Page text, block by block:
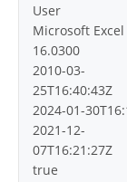
User
Microsoft Excel
16.0300
2010-03-
25T16:40:43Z
2024-01-
2021-12-
07T16:21:27Z
true